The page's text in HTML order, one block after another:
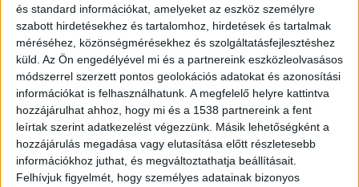
és standard információkat, amelyeket az eszköz személyre
szabott hirdetésekhez és tartalomhoz, hirdetések és tartalmak
méréséhez, közönségmérésekhez és szolgáltatásfejlesztéshez
küld. Az Ön engedélyével mi és a partnereink eszközleolvasásos
módszerrel szerzett pontos geolokációs adatokat és azonosítási
információkat is felhasználhatunk. A megfelelő helyre kattintva
hozzájárulhat ahhoz, hogy mi és a 1538 partnereink a fent
leírtak szerint adatkezelést végezzünk. Másik lehetőségként a
hozzájárulás megadása vagy elutasítása előtt részletesebb
információkhoz juthat, és megváltoztathatja beállításait.
Felhívjuk figyelmét, hogy személyes adatainak bizonyos
Itt az ideje kiállni
Szabó István a Fidesz-KDNP színeiben